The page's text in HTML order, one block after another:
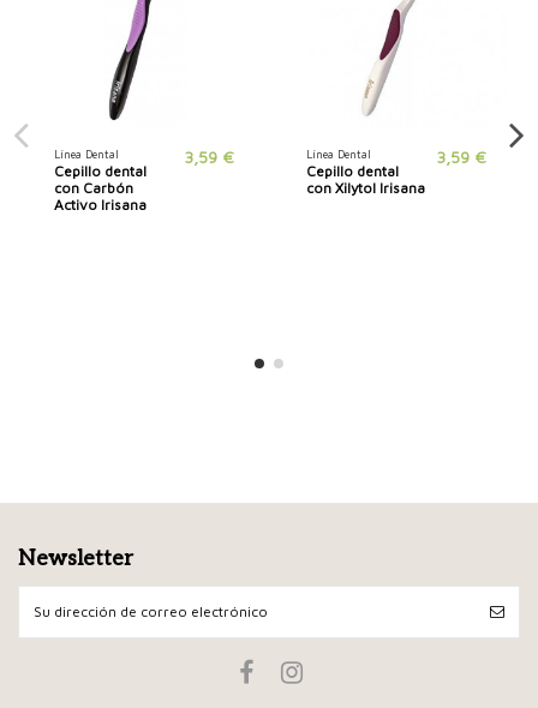
Línea Dental
Cepillo dental
con Carbón
Activo Irisana
3,59 € Línea Dental
Cepillo dental
con Xilytol Irisana
3,59 €
Newsletter